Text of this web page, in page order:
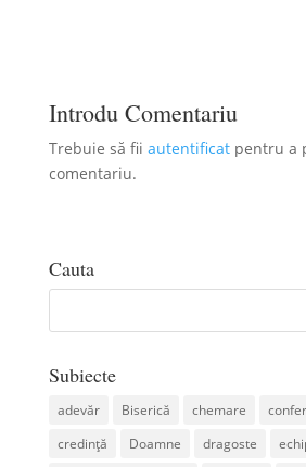
Introdu Comentariu
Trebuie să fii autentificatpentru a
comentariu.
Cauta
Subiecte
adevăr Biserică chemare
credință
Doamne dragoste